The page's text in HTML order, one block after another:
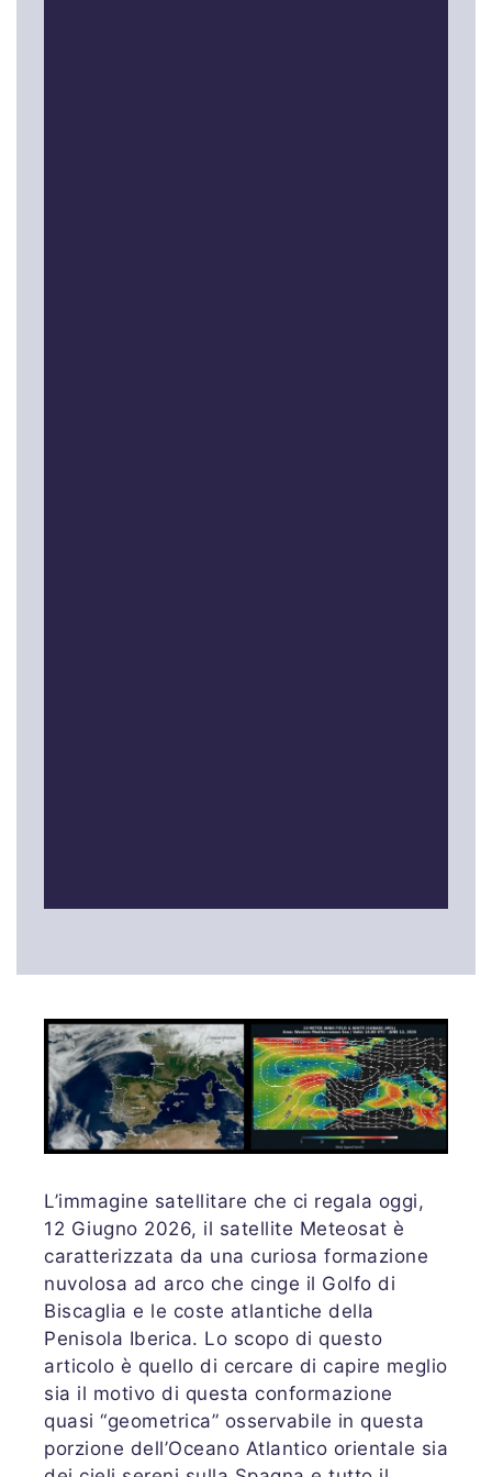
L’immagine satellitare che ci regala oggi,
12 Giugno 2026, il satellite Meteosat è
caratterizzata da una curiosa formazione
nuvolosa ad arco che cinge il Golfo di
Biscaglia e le coste atlantiche della
Penisola Iberica. Lo scopo di questo
articolo è quello di cercare di capire meglio
sia il motivo di questa conformazione
quasi “geometrica” osservabile in questa
porzione dell’Oceano Atlantico orientale sia